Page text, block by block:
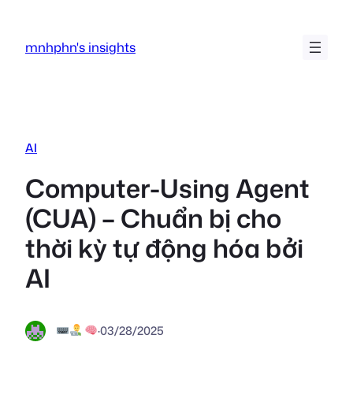
phầnmnhphn's insights
AI
Computer-Using Agent
(CUA) – Chuẩn bị cho
thời kỳ tự động hóa bởi
AI
·03/28/2025